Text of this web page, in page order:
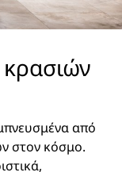
κρασιών
από
στον κόσμο.